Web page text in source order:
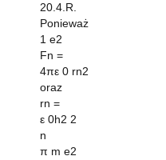
20.4.R.
Ponieważ
1 e2
Fn =
4πε 0 rn2
oraz
rn =
ε 0h2 2
n
π m e2